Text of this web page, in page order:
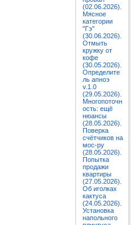
(02.06.2026).
Мясное
категории
"Гэ"
(30.06.2026).
Отмыть
кружку от
кофе
(30.05.2026).
Определите
ль апноэ
v.1.0
(29.05.2026).
Многопоточн
ость: ещё
нюансы
(28.05.2026).
Поверка
счётчиков на
мос-ру
(28.05.2026).
Попытка
продажи
квартиры
(27.05.2026).
Об иголках
кактуса
(24.05.2026).
Установка
напольного